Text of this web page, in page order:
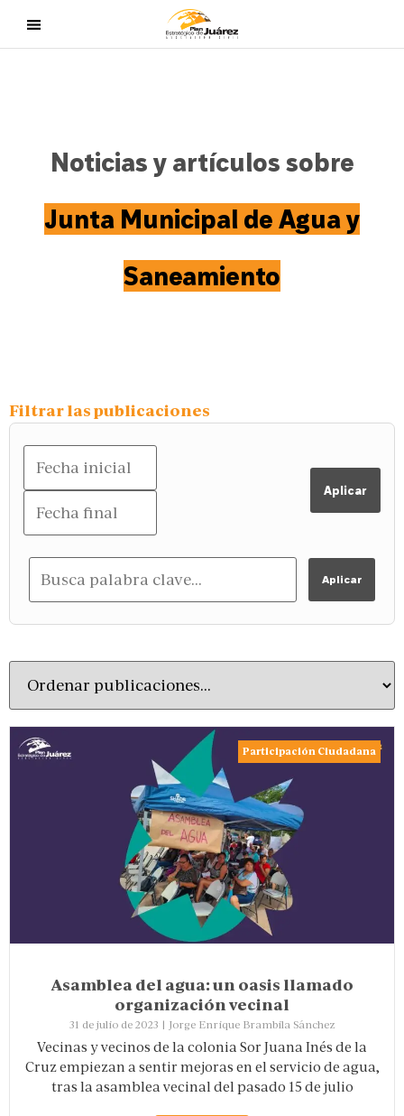
Noticias y artículos sobre
Junta Municipal de Agua y
Saneamiento
Filtrar las publicaciones
Aplicar
Aplicar
Participación Ciudadana
Asamblea del agua: un oasis llamado
organización vecinal
31 de julio de 2023 | Jorge Enrique Brambila Sánchez
Vecinas y vecinos de la colonia Sor Juana Inés de la
Cruz empiezan a sentir mejoras en el servicio de agua,
tras la asamblea vecinal del pasado 15 de julio